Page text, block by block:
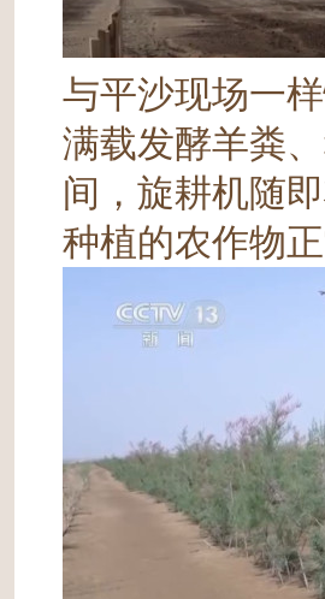
与平沙现场一
满载发酵羊粪
间，旋耕机随
种植的农作物正